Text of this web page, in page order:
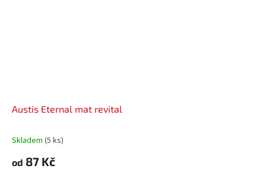
Austis Eternal mat revital
Skladem (5 ks)
od 87 Kč